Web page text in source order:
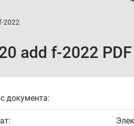
2022
add f-2022 PDF
документа: